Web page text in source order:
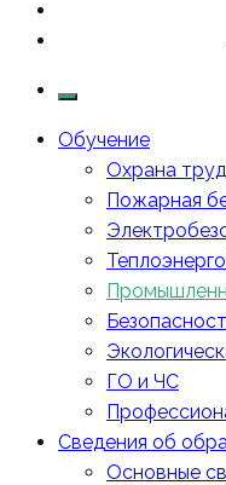
Обучение
Охрана
Пожарная
ГО и ЧС
Сведения об
Основные